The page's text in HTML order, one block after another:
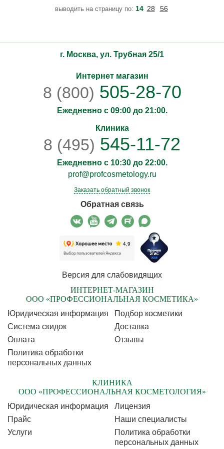
и раздражение с клинически доказанными результатами. Его
нежная, не содержащая сульфатов формула, обогащенная
выводить на страницу по: 14 28 56
г. Москва, ул. Трубная 25/1
Интернет магазин
8 (800) 505-28-70
Ежедневно с 09:00 до 21:00.
Клиника
8 (495) 545-11-72
Ежедневно с 10:30 до 22:00.
prof@profcosmetology.ru
Заказать обратный звонок
Обратная связь
Версия для слабовидящих
ИНТЕРНЕТ-МАГАЗИН
ООО «ПРОФЕССИОНАЛЬНАЯ КОСМЕТИКА»
Юридическая информация
Подбор косметики
Cистема скидок
Доставка
Оплата
Отзывы
Политика обработки
персональных данных
КЛИНИКА
ООО «ПРОФЕССИОНАЛЬНАЯ КОСМЕТОЛОГИЯ»
Юридическая информация
Лицензия
Прайс
Наши специалисты
Услуги
Политика обработки
персональных данных